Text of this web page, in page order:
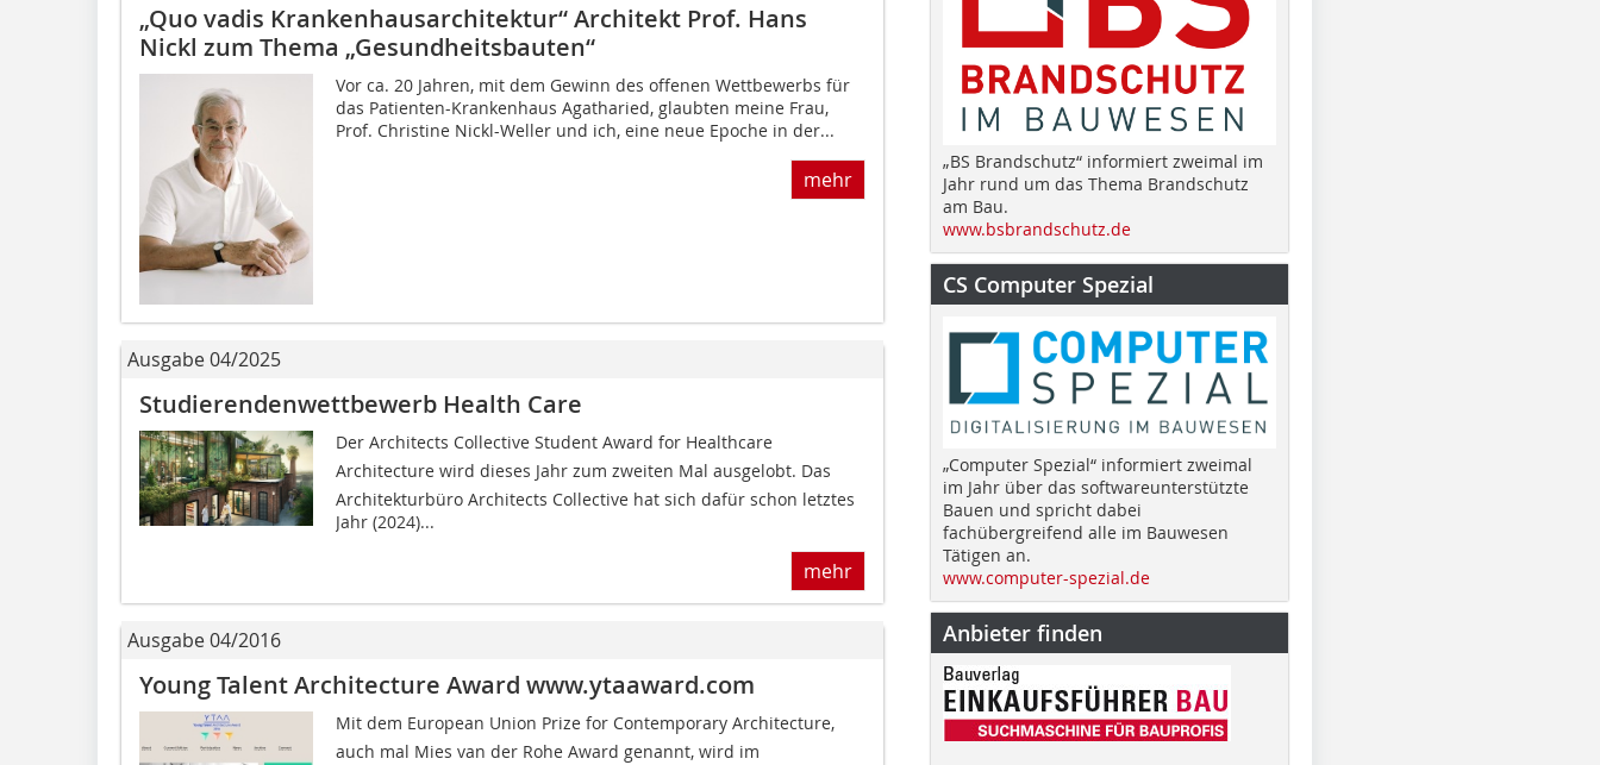
„Quo vadis Krankenhausarchitektur“ Architekt Prof. Hans
Nickl zum Thema „Gesundheitsbauten“
Vor ca. 20 Jahren, mit dem Gewinn des offenen Wettbewerbs für
das Patienten-Krankenhaus Agatharied, glaubten meine Frau,
Prof. Christine Nickl-Weller und ich, eine neue Epoche in der...
mehr
Ausgabe 04/2025
Studierendenwettbewerb Health Care
Der Architects Collective Student Award for Healthcare
Architecture wird dieses Jahr zum zweiten Mal ausgelobt. Das
Architekturbüro Architects Collective hat sich dafür schon letztes
Jahr (2024)...
mehr
Ausgabe 04/2016
Young Talent Architecture Award www.ytaaward.com
Mit dem European Union Prize for Contemporary Architecture,
auch mal Mies van der Rohe Award genannt, wird im
„BS Brandschutz“ informiert zweimal im
Jahr rund um das Thema Brandschutz
am Bau.
www.bsbrandschutz.de
CS Computer Spezial
„Computer Spezial“ informiert zweimal
im Jahr über das softwareunterstützte
Bauen und spricht dabei
fachübergreifend alle im Bauwesen
Tätigen an.
www.computer-spezial.de
Anbieter finden